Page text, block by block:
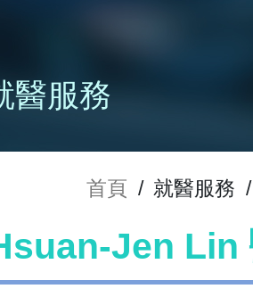
醫服務
首頁 / 就醫服務 /
Jen Lin